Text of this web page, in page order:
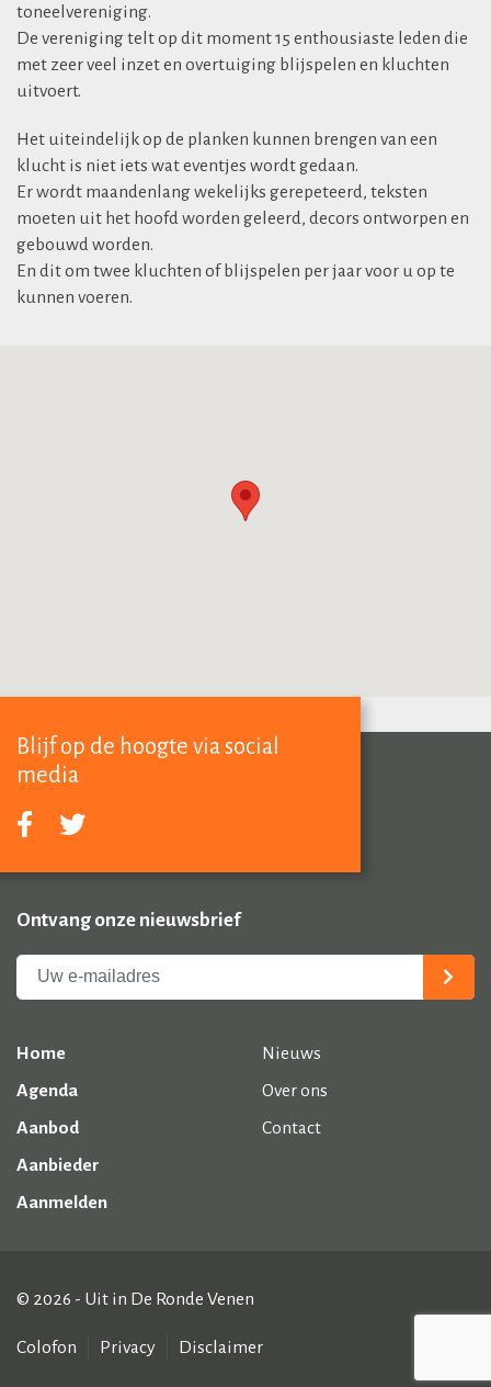
toneelvereniging.
De vereniging telt op dit moment 15 enthousiaste leden die
met zeer veel inzet en overtuiging blijspelen en kluchten
uitvoert.
Het uiteindelijk op de planken kunnen brengen van een
klucht is niet iets wat eventjes wordt gedaan.
Er wordt maandenlang wekelijks gerepeteerd, teksten
moeten uit het hoofd worden geleerd, decors ontworpen en
gebouwd worden.
En dit om twee kluchten of blijspelen per jaar voor u op te
kunnen voeren.
Blijf op de hoogte via social
media
Ontvang onze nieuwsbrief
Home
Agenda
Aanbod
Aanbieder
Aanmelden
Nieuws
Over ons
Contact
© 2026 - Uit in De Ronde Venen
Colofon Privacy Disclaimer